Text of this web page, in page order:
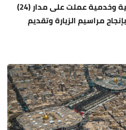
بالصور: كوادر امنية وصحية وخدمية عملت على مدار (24)
مراسيم الزيارة وتقديم